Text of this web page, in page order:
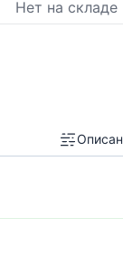
Нет на складе